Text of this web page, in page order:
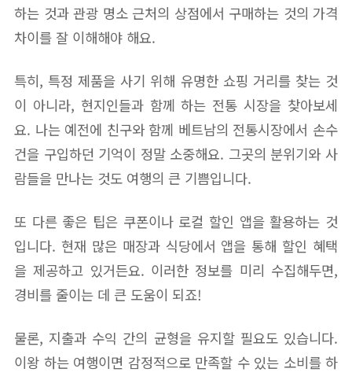
하는 것과 관광 명소 근처의 상점에서 구매하는 것의 가격
차이를 잘 이해해야 해요.
특히, 특정 제품을 사기 위해 유명한 쇼핑 거리를 찾는 것
이 아니라, 현지인들과 함께 하는 전통 시장을 찾아보세
요. 나는 예전에 친구와 함께 베트남의 전통시장에서 손수
건을 구입하던 기억이 정말 소중해요. 그곳의 분위기와 사
람들을 만나는 것도 여행의 큰 기쁨입니다.
또 다른 좋은 팁은 쿠폰이나 로컬 할인 앱을 활용하는 것
입니다. 현재 많은 매장과 식당에서 앱을 통해 할인 혜택
을 제공하고 있거든요. 이러한 정보를 미리 수집해두면,
경비를 줄이는 데 큰 도움이 되죠!
물론, 지출과 수익 간의 균형을 유지할 필요도 있습니다.
이왕 하는 여행이면 감정적으로 만족할 수 있는 소비를 하